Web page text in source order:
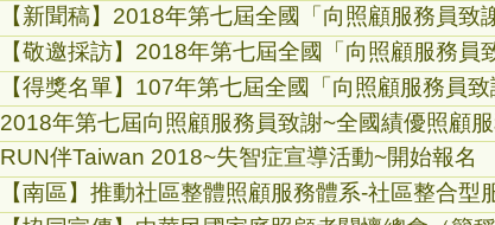
【新聞稿】2018年第七屆全國「向照顧服務員
【敬邀採訪】2018年第七屆全國「向照顧服務
【得獎名單】107年第七屆全國「向照顧服務員
2018年第七屆向照顧服務員致謝~全國績優照顧
RUN伴Taiwan 2018~失智症宣導活動~開始報名
【南區】推動社區整體照顧服務體系-社區整合